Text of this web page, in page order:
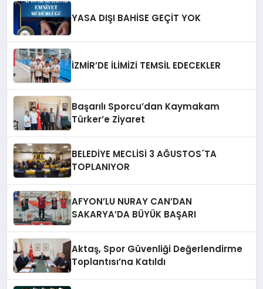
YASA DIŞI BAHİSE GEÇİT YOK
İZMİR’DE İLİMİZİ TEMSİL EDECEKLER
Başarılı Sporcu’dan Kaymakam
Türker’e Ziyaret
BELEDİYE MECLİSİ 3 AĞUSTOS´TA
TOPLANIYOR
AFYON’LU NURAY CAN’DAN
SAKARYA’DA BÜYÜK BAŞARI
Aktaş, Spor Güvenliği Değerlendirme
Toplantısı’na Katıldı